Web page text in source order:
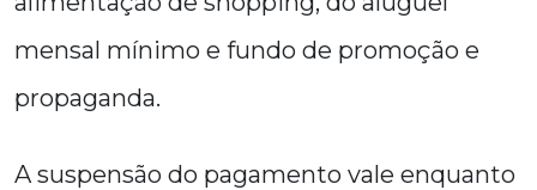
mensal mínimo e fundo de promoção e
propaganda.
A suspensão do pagamento vale enquanto